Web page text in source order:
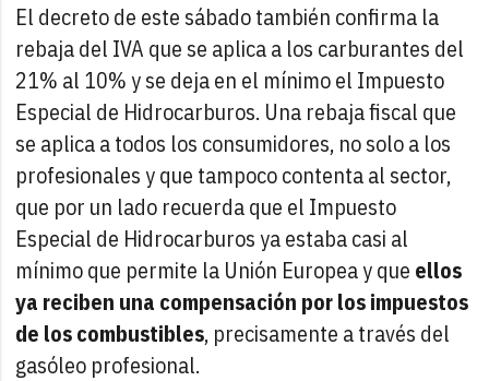
El decreto de este sábado también confirma la
rebaja del IVA que se aplica a los carburantes del
21% al 10% y se deja en el mínimo el Impuesto
Especial de Hidrocarburos. Una rebaja fiscal que
se aplica a todos los consumidores, no solo a los
profesionales y que tampoco contenta al sector,
que por un lado recuerda que el Impuesto
Especial de Hidrocarburos ya estaba casi al
mínimo que permite la Unión Europea y que ellos
ya reciben una compensación por los impuestos
de los combustibles, precisamente a través del
gasóleo profesional.